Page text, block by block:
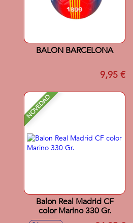
BALON BARCELONA
9,95 €
NOVEDAD
Balon Real Madrid CF
color Marino 330 Gr.